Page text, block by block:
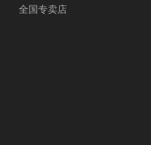
全国专卖店